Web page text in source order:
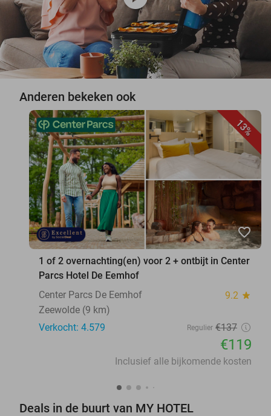
Anderen bekeken ook
13%
favorite_border
1 of 2 overnachting(en) voor 2 + ontbijt in Center
Parcs Hotel De Eemhof
Center Parcs De Eemhof
9.2 star
Zeewolde (9 km)
Verkocht: 4.579
Regulier €137
€119
Inclusief alle bijkomende kosten
Deals in de buurt van MY HOTEL